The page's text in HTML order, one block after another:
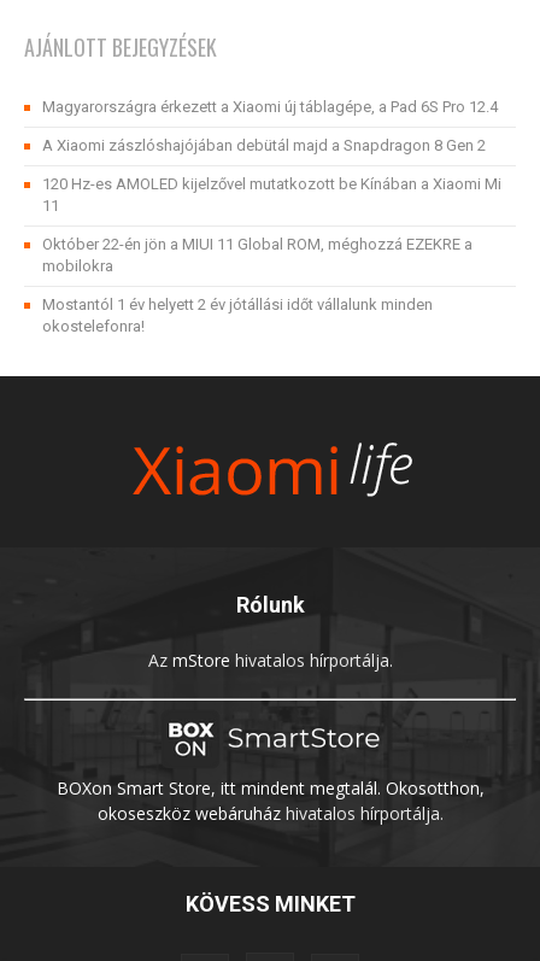
AJÁNLOTT BEJEGYZÉSEK
Magyarországra érkezett a Xiaomi új táblagépe, a Pad 6S Pro 12.4
A Xiaomi zászlóshajójában debütál majd a Snapdragon 8 Gen 2
120 Hz-es AMOLED kijelzővel mutatkozott be Kínában a Xiaomi Mi
11
Október 22-én jön a MIUI 11 Global ROM, méghozzá EZEKRE a
mobilokra
Mostantól 1 év helyett 2 év jótállási időt vállalunk minden
okostelefonra!
Rólunk
Az mStore hivatalos hírportálja.
BOXon Smart Store, itt mindent megtalál. Okosotthon,
okoseszköz webáruházhivatalos hírportálja.
KÖVESS MINKET